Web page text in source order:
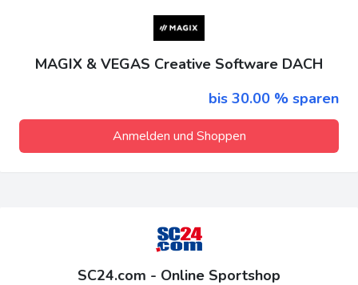
MAGIX & VEGAS Creative Software DACH
bis 30.00 % sparen
Anmelden und Shoppen
SC24.com - Online Sportshop